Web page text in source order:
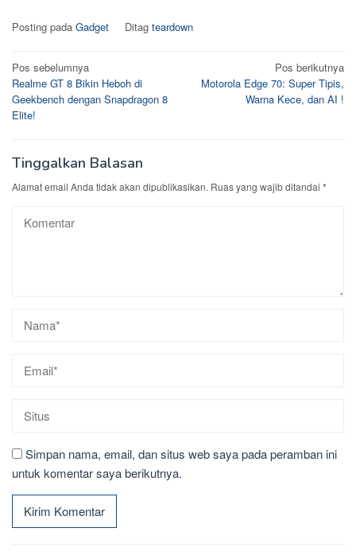
Posting pada Gadget Ditag teardown
Navigasi
pos
Pos sebelumnya
Realme GT 8 Bikin Heboh di
Geekbench dengan Snapdragon 8
Elite!
Pos berikutnya
Motorola Edge 70: Super Tipis,
Warna Kece, dan AI !
Tinggalkan Balasan
Alamat email Anda tidak akan dipublikasikan. Ruas yang wajib ditandai *
Simpan nama, email, dan situs web saya pada peramban ini
untuk komentar saya berikutnya.